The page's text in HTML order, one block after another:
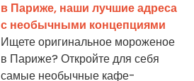
в Париже, наши лучшие адреса
с необычными концепциями
Ищете оригинальное мороженое
в Париже? Откройте для себя
самые необычные кафе-